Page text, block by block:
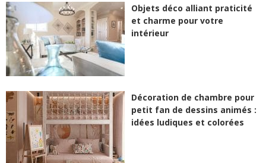
Objets déco alliant praticité
et charme pour votre
intérieur
Décoration de chambre pour
petit fan de dessins animés :
idées ludiques et colorées